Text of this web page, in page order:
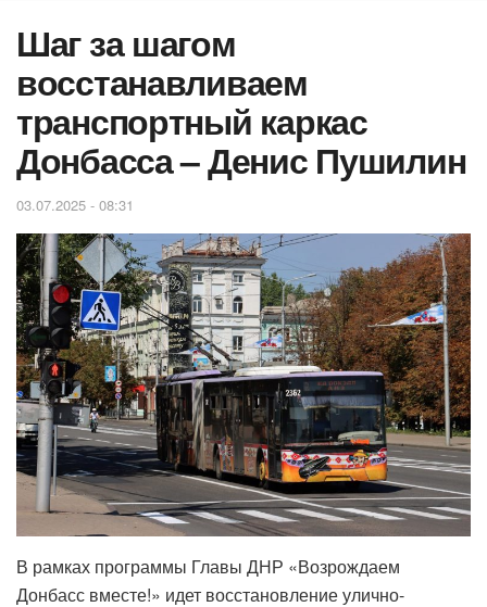
Шаг за шагом
восстанавливаем
транспортный каркас
Донбасса – Денис Пушилин
03.07.2025 - 08:31
В рамках программы Главы ДНР «Возрождаем
Донбасс вместе!» идет восстановление улично-